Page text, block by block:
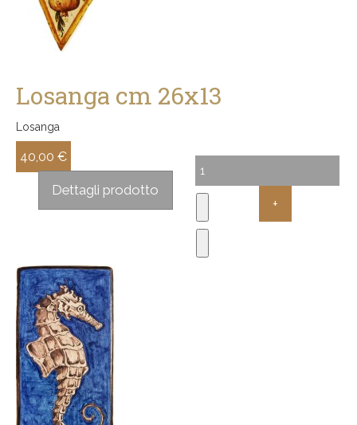
Losanga cm 26x13
Losanga
40,00 €
Dettagli prodotto